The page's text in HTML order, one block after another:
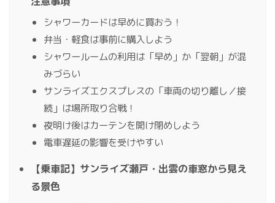
シャワーカードは早めに買おう！
弁当・軽食は事前に購入しよう
シャワールームの利用は「早め」か「翌朝」が混
みづらい
サンライズエクスプレスの「車両の切り離し／接
続」は場所取り合戦！
夜明け後はカーテンを開け閉めしよう
電車遅延の影響を受けやすい
【乗車記】サンライズ瀬戸・出雲の車窓から見え
る景色